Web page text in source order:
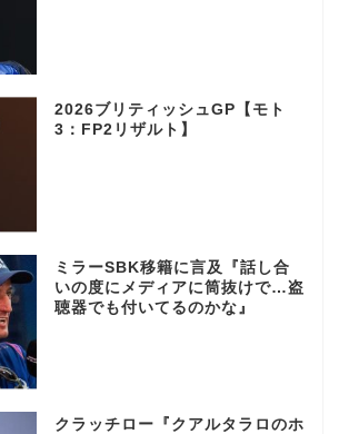
2026ブリティッシュGP【モト
3：FP2リザルト】
ミラーSBK移籍に言及『話し合
いの度にメディアに筒抜けで…盗
聴器でも付いてるのかな』
クラッチロー『クアルタラロのホ